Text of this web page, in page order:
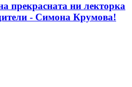
прекрасната ни лекторка
- Симона Крумова!